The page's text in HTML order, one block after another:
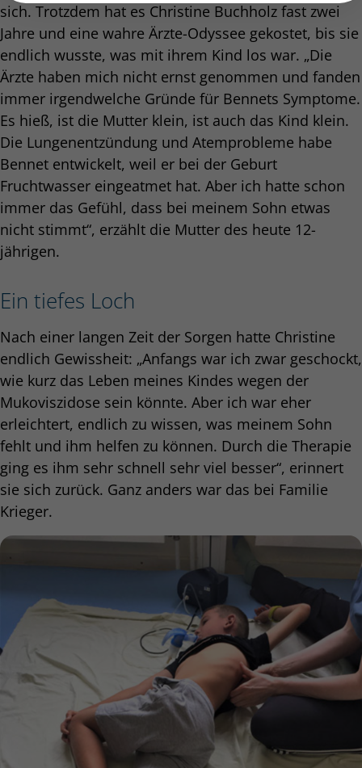
sich. Trotzdem hat es Christine Buchholz fast zwei
Jahre und eine wahre Ärzte-Odyssee gekostet, bis sie
endlich wusste, was mit ihrem Kind los war. „Die
Ärzte haben mich nicht ernst genommen und fanden
immer irgendwelche Gründe für Bennets Symptome.
Es hieß, ist die Mutter klein, ist auch das Kind klein.
Die Lungenentzündung und Atemprobleme habe
Bennet entwickelt, weil er bei der Geburt
Fruchtwasser eingeatmet hat. Aber ich hatte schon
immer das Gefühl, dass bei meinem Sohn etwas
nicht stimmt“, erzählt die Mutter des heute 12-
jährigen.
Ein tiefes Loch
Nach einer langen Zeit der Sorgen hatte Christine
endlich Gewissheit: „Anfangs war ich zwar geschockt,
wie kurz das Leben meines Kindes wegen der
Mukoviszidose sein könnte. Aber ich war eher
erleichtert, endlich zu wissen, was meinem Sohn
fehlt und ihm helfen zu können. Durch die Therapie
ging es ihm sehr schnell sehr viel besser“, erinnert
sie sich zurück. Ganz anders war das bei Familie
Krieger.